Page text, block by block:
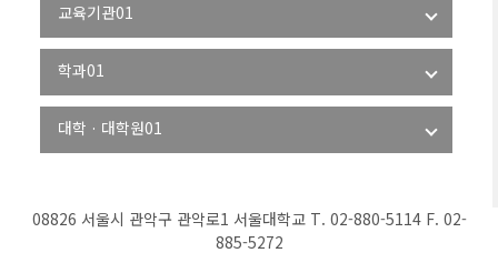
08826 서울시 관악구 관악로1 서울대학교 T. 02-880-5114 F. 02-
885-5272